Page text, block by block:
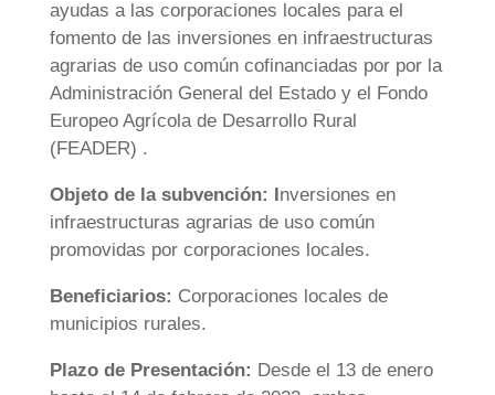
ayudas a las corporaciones locales para el
fomento de las inversiones en infraestructuras
agrarias de uso común cofinanciadas por por la
Administración General del Estado y el Fondo
Europeo Agrícola de Desarrollo Rural
(FEADER) .
Objeto de la subvención: Inversiones en
infraestructuras agrarias de uso común
promovidas por corporaciones locales.
Beneficiarios: Corporaciones locales de
municipios rurales.
Plazo de Presentación: Desde el 13 de enero